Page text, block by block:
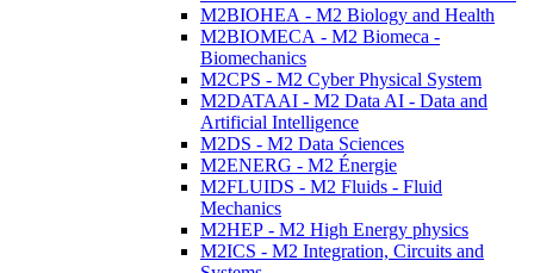
M2BIOHEA - M2 Biology and Health
M2BIOMECA - M2 Biomeca -
Biomechanics
M2CPS - M2 Cyber Physical System
M2DATAAI - M2 Data AI - Data and
Artificial Intelligence
M2DS - M2 Data Sciences
M2ENERG - M2 Énergie
M2FLUIDS - M2 Fluids - Fluid
Mechanics
M2HEP - M2 High Energy physics
M2ICS - M2 Integration, Circuits and